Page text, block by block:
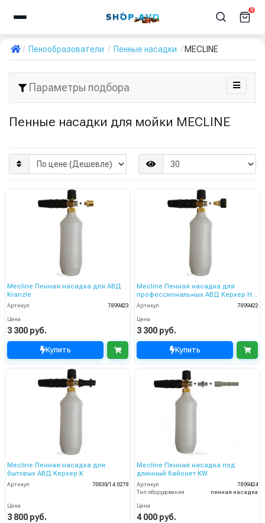
0
Пенообразователи Пенные насадки MECLINE
Параметры подбора
Пенные насадки для мойки MECLINE
Mecline Пенная насадка для АВД
Kranzle
Артикул 7899423
Цена
3 300 руб.
Купить
Mecline Пенная насадка для
профессиональных АВД Керхер HD
и HDS
Артикул 7899422
Цена
3 300 руб.
Купить
Mecline Пенная насадка для
бытовых АВД Керхер K
Артикул 70030/14.0278
Цена
3 800 руб.
Mecline Пенная насадка под
длинный байонет KW
Артикул
7899424
Тип оборудования
пенная насадка
Цена
4 000 руб.